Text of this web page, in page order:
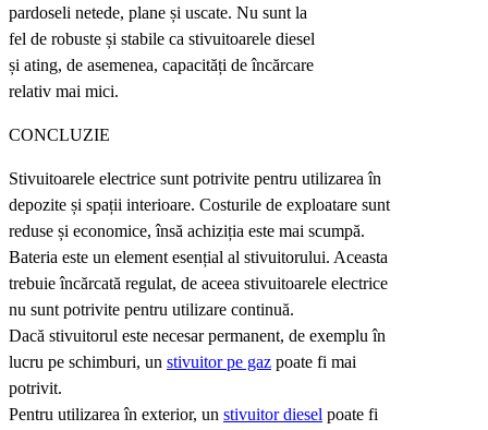
pardoseli netede, plane și uscate. Nu sunt la
fel de robuste și stabile ca stivuitoarele diesel
și ating, de asemenea, capacități de încărcare
relativ mai mici.
CONCLUZIE
Stivuitoarele electrice sunt potrivite pentru utilizarea în
depozite și spații interioare. Costurile de exploatare sunt
reduse și economice, însă achiziția este mai scumpă.
Bateria este un element esențial al stivuitorului. Aceasta
trebuie încărcată regulat, de aceea stivuitoarele electrice
nu sunt potrivite pentru utilizare continuă.
Dacă stivuitorul este necesar permanent, de exemplu în
lucru pe schimburi, un stivuitor pe gaz poate fi mai
potrivit.
Pentru utilizarea în exterior, un stivuitor diesel poate fi